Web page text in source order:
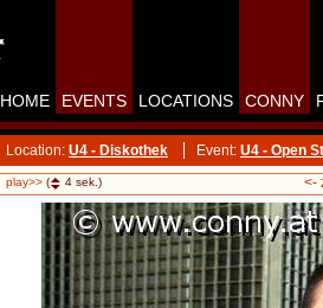
HOME EVENTS LOCATIONS CONNY
Location: U4 - Diskothek Event: U4 - Open
play>> ( 4 sek.) <-